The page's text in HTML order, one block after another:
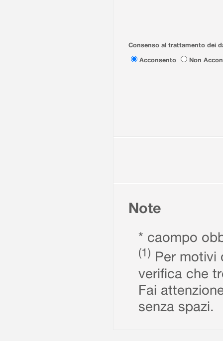
Consenso al trattamento dei
Acconsento
Non
Note
* caompo
(1) Per motivi
verifica che
Fai
senza spazi.